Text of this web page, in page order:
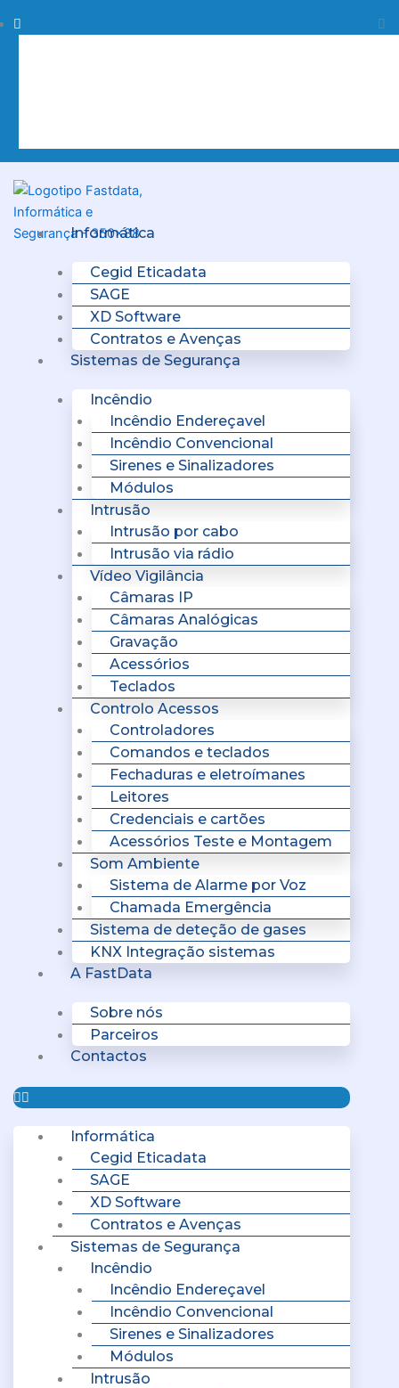
to
Procurar
Informática
Cegid Eticadata
SAGE
XD Software
Contratos e Avenças
Sistemas de Segurança
Incêndio
Incêndio Endereçavel
Incêndio Convencional
Sirenes e Sinalizadores
Módulos
Intrusão
Intrusão por cabo
Intrusão via rádio
Vídeo Vigilância
Câmaras IP
Câmaras Analógicas
Gravação
Acessórios
Teclados
Controlo Acessos
Controladores
Comandos e teclados
Fechaduras e eletroímanes
Leitores
Credenciais e cartões
Acessórios Teste e Montagem
Som Ambiente
Sistema de Alarme por Voz
Chamada Emergência
Sistema de deteção de gases
KNX Integração sistemas
A FastData
Sobre nós
Parceiros
Contactos
Menu
Informática
Cegid Eticadata
SAGE
XD Software
Contratos e Avenças
Sistemas de Segurança
Incêndio
Incêndio Endereçavel
Incêndio Convencional
Sirenes e Sinalizadores
Módulos
Intrusão